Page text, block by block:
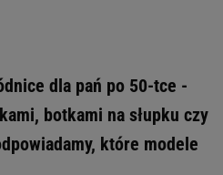
dla pań po 50-tce -
botkami na słupku czy
które modele